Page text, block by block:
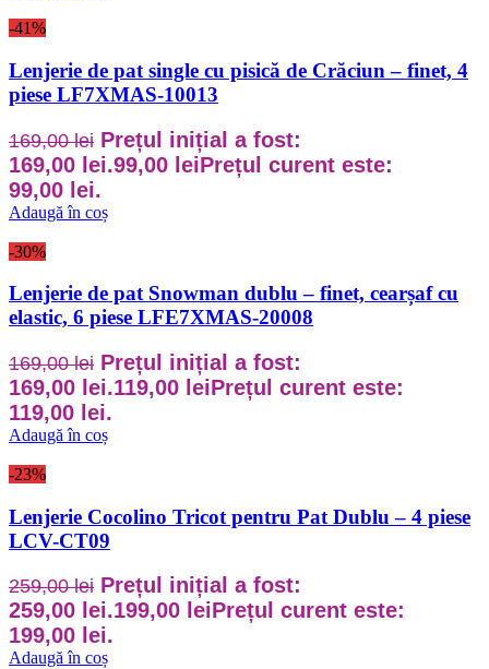
-41%
Lenjerie de pat single cu pisică de Crăciun – finet, 4
piese LF7XMAS-10013
169,00lei Prețul inițial a fost:
169,00 lei.99,00 leiPrețul curent este:
99,00 lei.
Adaugă în coș
-30%
Lenjerie de pat Snowman dublu – finet, cearșaf cu
elastic, 6 piese LFE7XMAS-20008
169,00lei Prețul inițial a fost:
169,00 lei.119,00 leiPrețul curent este:
119,00 lei.
Adaugă în coș
-23%
Lenjerie Cocolino Tricot pentru Pat Dublu – 4 piese
LCV-CT09
259,00lei Prețul inițial a fost:
259,00 lei.199,00 leiPrețul curent este:
199,00 lei.
Adaugă în coș